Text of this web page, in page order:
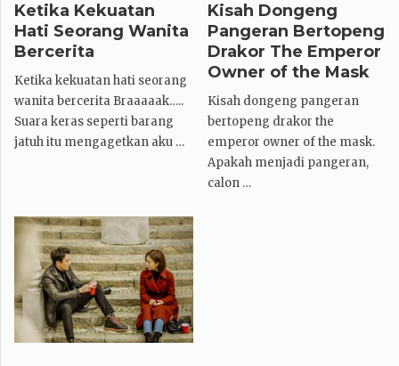
Ketika Kekuatan
Hati Seorang Wanita
Bercerita
Ketika kekuatan hati seorang
wanita bercerita Braaaaak…..
Suara keras seperti barang
jatuh itu mengagetkan aku …
Kisah Dongeng
Pangeran Bertopeng
Drakor The Emperor
Owner of the Mask
Kisah dongeng pangeran
bertopeng drakor the
emperor owner of the mask.
Apakah menjadi pangeran,
calon …